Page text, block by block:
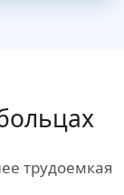
трудоемкая